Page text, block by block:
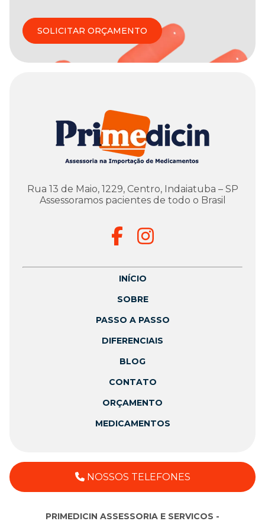
SOLICITAR ORÇAMENTO
Rua 13 de Maio, 1229, Centro, Indaiatuba – SP
Assessoramos pacientes de todo o Brasil
INÍCIO
SOBRE
PASSO A PASSO
DIFERENCIAIS
BLOG
CONTATO
ORÇAMENTO
MEDICAMENTOS
NOSSOS TELEFONES
PRIMEDICIN ASSESSORIA E SERVICOS -